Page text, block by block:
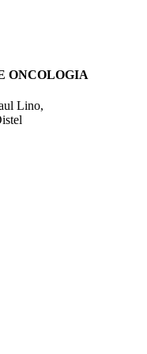
ONCOLOGIA
Lino,